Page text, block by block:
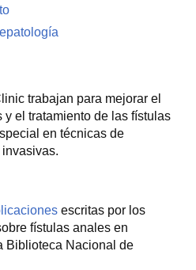
trabajan para mejorar el
el tratamiento de las fístulas
en técnicas de
escritas por los
fístulas anales en
Biblioteca Nacional de